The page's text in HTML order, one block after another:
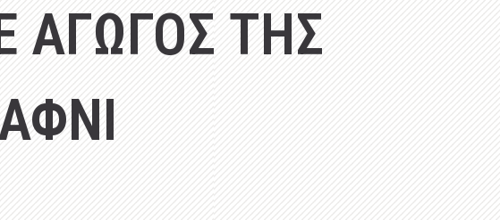
ΑΓΩΓΟΣ ΤΗΣ